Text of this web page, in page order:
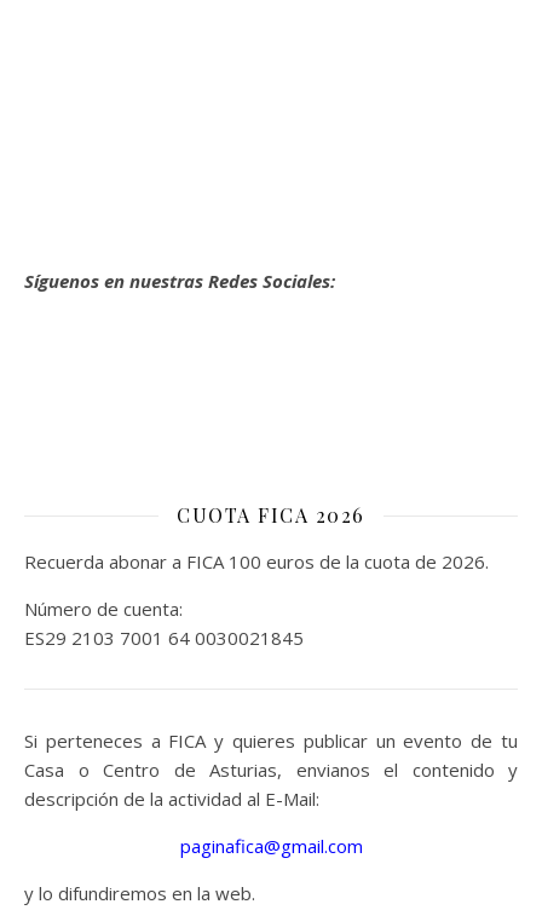
Síguenos en nuestras Redes Sociales:
CUOTA FICA 2026
Recuerda abonar a FICA 100 euros de la cuota de 2026.
Número de cuenta:
ES29 2103 7001 64 0030021845
Si perteneces a FICA y quieres publicar un evento de tu
Casa o Centro de Asturias, envianos el contenido y
descripción de la actividad al E-Mail:
paginafica@gmail.com
y lo difundiremos en la web.